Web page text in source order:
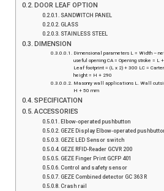
DOOR LEAF OPTION
SANDWITCH PANEL
GLASS
STAINLESS STEEL
DIMENSION
Dimensional parameters L = Width –
useful opening CA = Opening stroke =
Leaf footprint = (L x 2) + 300 LC =
height = H + 290
Masonry wall applications L. Wall
H + 50 mm
SPECIFICATION
ACCESSORIES
Elbow-operated pushbutton
GEZE Display Elbow-operated
GEZE LED Sensor switch
GEZE RFID-Reader GCVR 200
GEZE Finger Print GCFP 401
Control and safety sensor
GEZE Combined detector GC 363 R
Crash rail